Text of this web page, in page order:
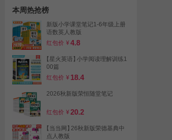
本周热抢榜
新版小学课堂笔记1-6年级上册
语数英人教版
红包价 ¥4.8
【星火英语】小学阅读理解训练1
00篇
红包价 ¥ 18.4
2026秋新版荣恒随堂笔记
红包价 ¥20.2
【当当网】26秋新版荣德基典中
点人教版